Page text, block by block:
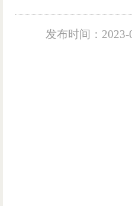
发布时间：2023-